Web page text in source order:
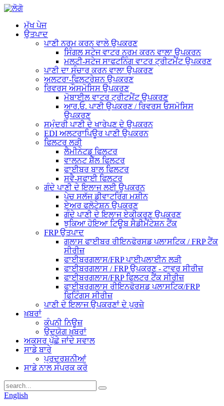
ਮੁੱਖ ਪੇਜ
ਉਤਪਾਦ
ਪਾਣੀ ਨਰਮ ਕਰਨ ਵਾਲੇ ਉਪਕਰਣ
ਸਿੰਗਲ ਸਟੇਜ ਵਾਟਰ ਨਰਮ ਕਰਨ ਵਾਲਾ ਉਪਕਰਨ
ਮਲਟੀ-ਸਟੇਜ ਸਾਫਟਨਿੰਗ ਵਾਟਰ ਟ੍ਰੀਟਮੈਂਟ ਉਪਕਰਣ
ਪਾਣੀ ਦਾ ਸੰਚਾਰ ਕਰਨ ਵਾਲਾ ਉਪਕਰਣ
ਅਲਟਰਾ-ਫਿਲਟਰੇਸ਼ਨ ਉਪਕਰਣ
ਰਿਵਰਸ ਔਸਮੋਸਿਸ ਉਪਕਰਣ
ਮੋਬਾਈਲ ਵਾਟਰ ਟ੍ਰੀਟਮੈਂਟ ਉਪਕਰਣ
ਆਰ.ਓ. ਪਾਣੀ ਉਪਕਰਣ / ਰਿਵਰਸ ਓਸਮੋਸਿਸ
ਉਪਕਰਣ
ਸਮੁੰਦਰੀ ਪਾਣੀ ਦੇ ਖਾਰੇਪਣ ਦੇ ਉਪਕਰਨ
EDI ਅਲਟਰਾਪਿਊਰ ਪਾਣੀ ਉਪਕਰਨ
ਫਿਲਟਰ ਲੜੀ
ਲੈਮੀਨੇਟਡ ਫਿਲਟਰ
ਵਾਲਨਟ ਸ਼ੈੱਲ ਫਿਲਟਰ
ਫਾਈਬਰ ਬਾਲ ਫਿਲਟਰ
ਸਵੈ-ਸਫਾਈ ਫਿਲਟਰ
ਗੰਦੇ ਪਾਣੀ ਦੇ ਇਲਾਜ ਲਈ ਉਪਕਰਨ
ਪੇਚ ਸਲੱਜ ਡੀਵਾਟਰਿੰਗ ਮਸ਼ੀਨ
ਏਅਰ ਫਲੋਟੇਸ਼ਨ ਉਪਕਰਣ
ਗੰਦੇ ਪਾਣੀ ਦੇ ਇਲਾਜ ਏਕੀਕਰਣ ਉਪਕਰਣ
ਝੁਕਿਆ ਹੋਇਆ ਟਿਊਬ ਸੈਡੀਮੈਂਟੇਸ਼ਨ ਟੈਂਕ
FRP ਉਤਪਾਦ
ਗਲਾਸ ਫਾਈਬਰ ਰੀਇਨਫੋਰਸਡ ਪਲਾਸਟਿਕ / FRP ਟੈਂਕ
ਸੀਰੀਜ਼
ਫਾਈਬਰਗਲਾਸ/FRP ਪਾਈਪਲਾਈਨ ਲੜੀ
ਫਾਈਬਰਗਲਾਸ / FRP ਉਪਕਰਣ - ਟਾਵਰ ਸੀਰੀਜ਼
ਫਾਈਬਰਗਲਾਸ/FRP ਫਿਲਟਰ ਟੈਂਕ ਸੀਰੀਜ਼
ਫਾਈਬਰਗਲਾਸ ਰੀਇਨਫੋਰਸਡ ਪਲਾਸਟਿਕ/FRP
ਫਿਟਿੰਗਸ ਸੀਰੀਜ਼
ਪਾਣੀ ਦੇ ਇਲਾਜ ਉਪਕਰਣਾਂ ਦੇ ਪੁਰਜ਼ੇ
ਖ਼ਬਰਾਂ
ਕੰਪਨੀ ਨਿਊਜ਼
ਉਦਯੋਗ ਖ਼ਬਰਾਂ
ਅਕਸਰ ਪੁੱਛੇ ਜਾਂਦੇ ਸਵਾਲ
ਸਾਡੇ ਬਾਰੇ
ਪ੍ਰਦਰਸ਼ਨੀਆਂ
ਸਾਡੇ ਨਾਲ ਸੰਪਰਕ ਕਰੋ
English